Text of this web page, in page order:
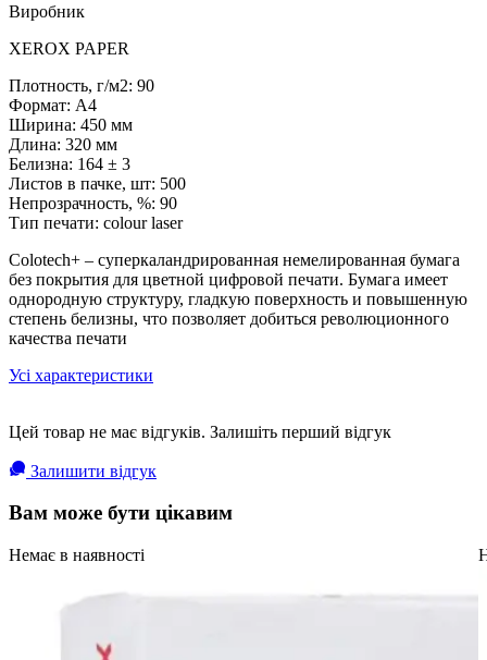
Виробник
XEROX PAPER
Плотность, г/м2: 90
Формат: A4
Ширина: 450 мм
Длина: 320 мм
Белизна: 164 ± 3
Листов в пачке, шт: 500
Непрозрачность, %: 90
Тип печати: colour laser
Colotech+ – суперкаландрированная немелированная бумага
без покрытия для цветной цифровой печати. Бумага имеет
однородную структуру, гладкую поверхность и повышенную
степень белизны, что позволяет добиться революционного
качества печати
Усі характеристики
Цей товар не має відгуків. Залишіть перший відгук
Залишити відгук
Вам може бути цікавим
Немає в наявності